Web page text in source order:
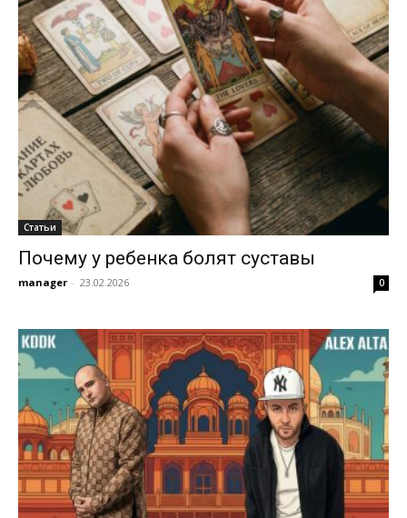
Статьи
Почему у ребенка болят суставы
manager - 23.02.2026 0